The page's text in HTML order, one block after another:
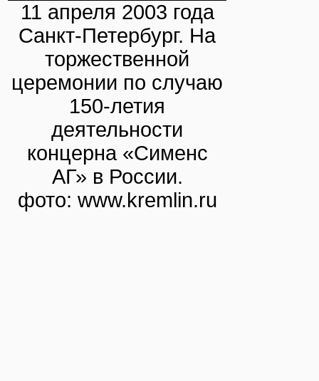
11 апреля 2003 года
Санкт-Петербург. На
торжественной
церемонии по случаю
150-летия
деятельности
концерна «Сименс
АГ» в России.
фото: www.kremlin.ru